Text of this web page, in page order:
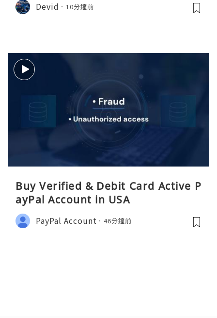
Devid 10分鐘前
Buy Verified & Debit Card Active P
ayPal Account in USA
PayPal Account 46分鐘前